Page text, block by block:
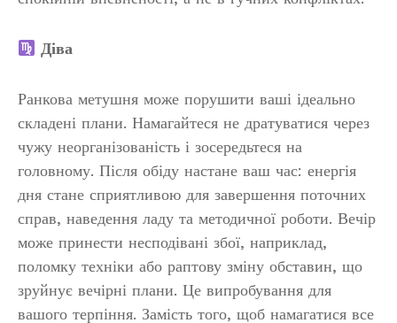
Діва
Ранкова метушня може порушити ваші ідеально
складені плани. Намагайтеся не дратуватися через
чужу неорганізованість і зосередьтеся на
головному. Після обіду настане ваш час: енергія
дня стане сприятливою для завершення поточних
справ, наведення ладу та методичної роботи. Вечір
може принести несподівані збої, наприклад,
поломку техніки або раптову зміну обставин, що
зруйнує вечірні плани. Це випробування для
вашого терпіння. Замість того, щоб намагатися все